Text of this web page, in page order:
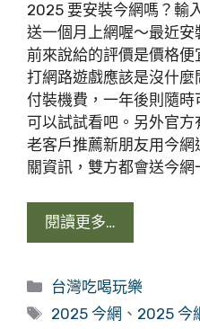
2025 要安裝今網嗎？輸
送一個月上網喔～最近安
前來說給的評價是價格
打網路遊戲應該是沒什
付裝機費，一年後則隨
可以試試看吧。另外官方
老客戶推薦新朋友用今
關資訊，雙方都會送今網
閱讀更多…
分
類
台灣吃喝玩樂
標
2025 今網 、 2025 今